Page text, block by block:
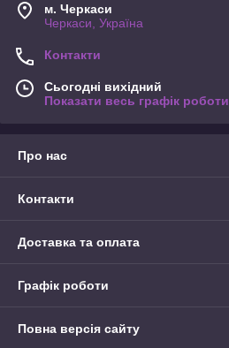
м. Черкаси
Черкаси, Україна
Контакти
Сьогодні вихідний
Показати весь графік роботи
Про нас
Контакти
Доставка та оплата
Графік роботи
Повна версія сайту